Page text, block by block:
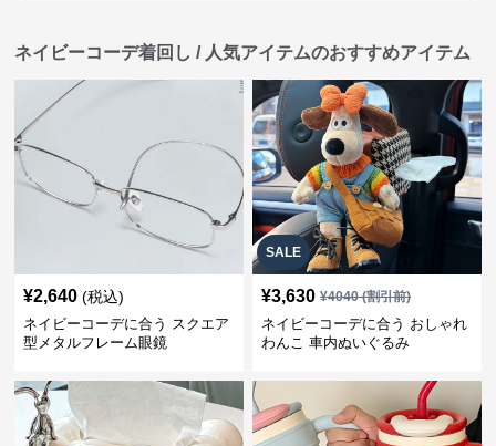
ネイビーコーデ着回し / 人気アイテムのおすすめアイテム
¥2,640 (税込)
ネイビーコーデに合う スクエア
型メタルフレーム眼鏡
SALE
¥3,630 ¥4040(割引前)
ネイビーコーデに合う おしゃれ
わんこ 車内ぬいぐるみ